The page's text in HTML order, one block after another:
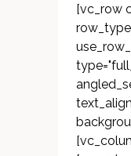
[vc_row